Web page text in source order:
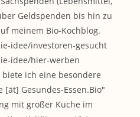
Geldspenden bis hin zu
meinem Bio-Kochblog.
idee/investoren-gesucht
idee/hier-werben
ich eine besondere
[ät] Gesundes-Essen.Bio"
mit großer Küche im